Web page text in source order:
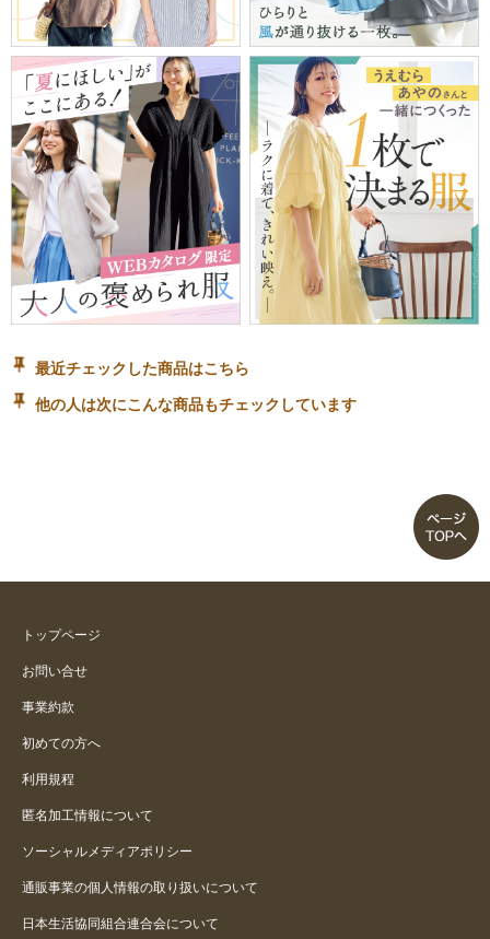
最近チェックした商品はこちら
他の人は次にこんな商品もチェックしています
トップページ
お問い合せ
事業約款
初めての方へ
利用規程
匿名加工情報について
ソーシャルメディアポリシー
通販事業の個人情報の取り扱いについて
日本生活協同組合連合会について